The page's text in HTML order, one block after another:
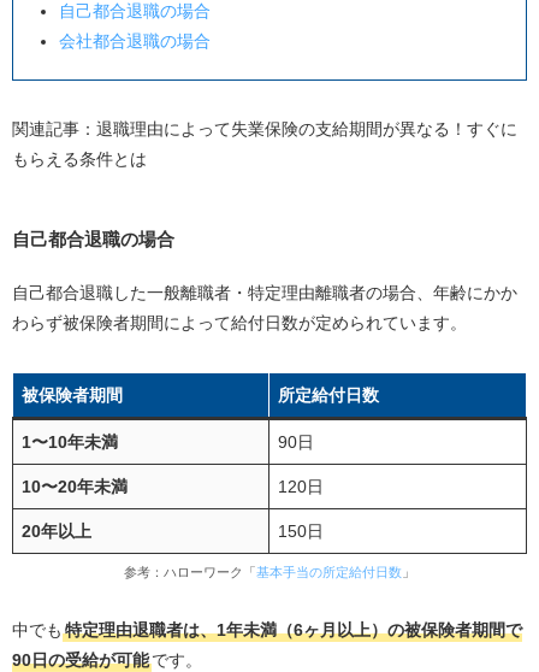
自己都合退職の場合
会社都合退職の場合
関連記事：退職理由によって失業保険の支給期間が異なる！すぐに
もらえる条件とは
自己都合退職の場合
自己都合退職した一般離職者・特定理由離職者の場合、年齢にかか
わらず被保険者期間によって給付日数が定められています。
被保険者期間 所定給付日数
1〜10年未満 90日
10〜20年未満 120日
20年以上 150日
参考：ハローワーク「 基本手当の所定給付日数 」
中でも 特定理由退職者は、1年未満（6ヶ月以上）の被保険者期間で
90日の受給が可能です。